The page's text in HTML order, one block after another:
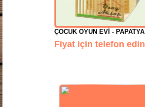
ÇOCUK OYUN EVI - PAPATYA
Fiyat için telefon edin